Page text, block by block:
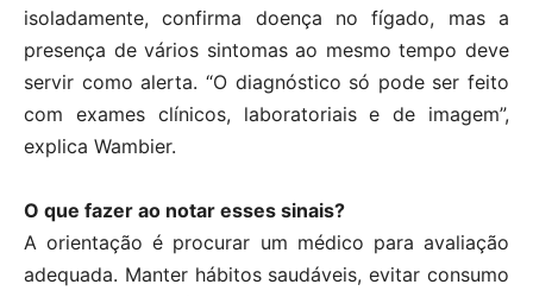
isoladamente, confirma doença no fígado, mas a
presença de vários sintomas ao mesmo tempo deve
servir como alerta. “O diagnóstico só pode ser feito
com exames clínicos, laboratoriais e de imagem”,
explica Wambier.
O que fazer ao notar esses sinais?
A orientação é procurar um médico para avaliação
adequada. Manter hábitos saudáveis, evitar consumo